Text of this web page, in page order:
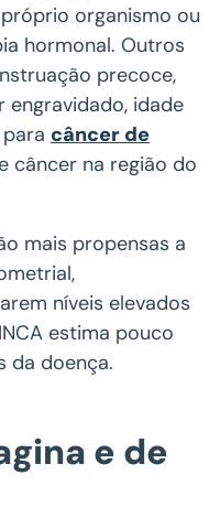
organismo ou
hormonal. Outros
precoce,
engravidado, idade
câncer de
câncer na região do
mais propensas a
níveis elevados
estima pouco
da doença.
e de